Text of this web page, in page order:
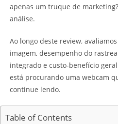
apenas um truque de
análise.
Ao longo deste review,
imagem, desempenho do
integrado e custo-benefício geral
está procurando uma webcam
continue lendo.
Table of Contents